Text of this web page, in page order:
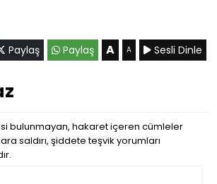
Paylaş Paylaş A A Sesli Dinle
bulunmayan, hakaret içeren cümleler
saldırı, şiddete teşvik yorumları